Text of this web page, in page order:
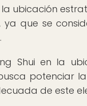
ubicación
ya que se
Shui en la
potenciar
de este